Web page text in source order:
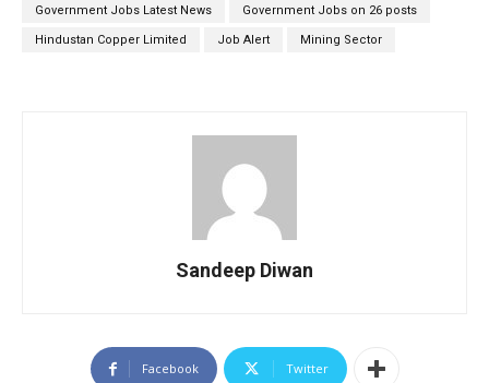
Government Jobs Latest News Government Jobs on 26 posts
Hindustan Copper Limited Job Alert Mining Sector
Sandeep Diwan
Facebook Twitter